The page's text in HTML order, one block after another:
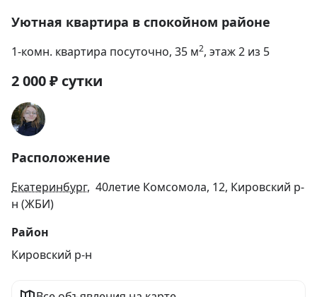
1
9
Уютная квартира в спокойном районе
1-комн. квартира посуточно, 35 м2, этаж 2 из 5
2 000₽ сутки
Расположение
Екатеринбург, 40летие Комсомола, 12, Кировский р-
н (ЖБИ)
Район
Кировский р-н